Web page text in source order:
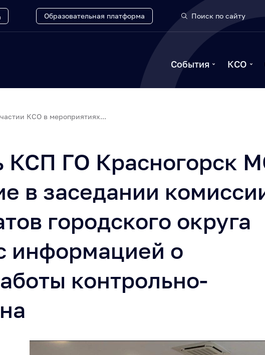
Образовательная платформа Поиск по сайту
События КСО
КСО в мероприятиях...
КСП ГО Красногорск
в заседании
городского округа
информацией о
контрольно-